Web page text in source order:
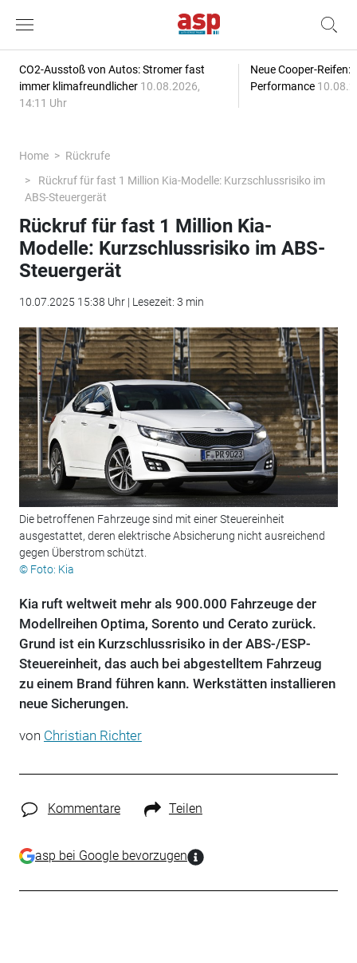
CO2-Ausstoß von Autos: Stromer fast
immer klimafreundlicher 10.08.2026,
14:11 Uhr
Neue Cooper-Reifen:
Performance
Home
Rückrufe
Rückruf für fast 1 Million Kia-Modelle: Kurzschlussrisiko im
ABS-Steuergerät
Rückruf für fast 1 Million Kia-
Modelle: Kurzschlussrisiko im ABS-
Steuergerät
10.07.2025 15:38 Uhr | Lesezeit: 3 min
Die betroffenen Fahrzeuge sind mit einer Steuereinheit
ausgestattet, deren elektrische Absicherung nicht ausreichend
gegen Überstrom schützt.
© Foto: Kia
Kia ruft weltweit mehr als 900.000 Fahrzeuge der
Modellreihen Optima, Sorento und Cerato zurück.
Grund ist ein Kurzschlussrisiko in der ABS-/ESP-
Steuereinheit, das auch bei abgestelltem Fahrzeug
zu einem Brand führen kann. Werkstätten installieren
neue Sicherungen.
von Christian Richter
Kommentare Teilen
asp bei Google bevorzugen